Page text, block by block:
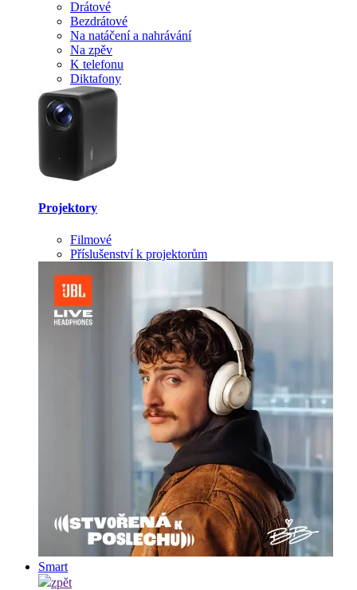
Drátové
Bezdrátové
Na natáčení a nahrávání
Na zpěv
K telefonu
Diktafony
Projektory
Filmové
Příslušenství k projektorům
Smart
zpět